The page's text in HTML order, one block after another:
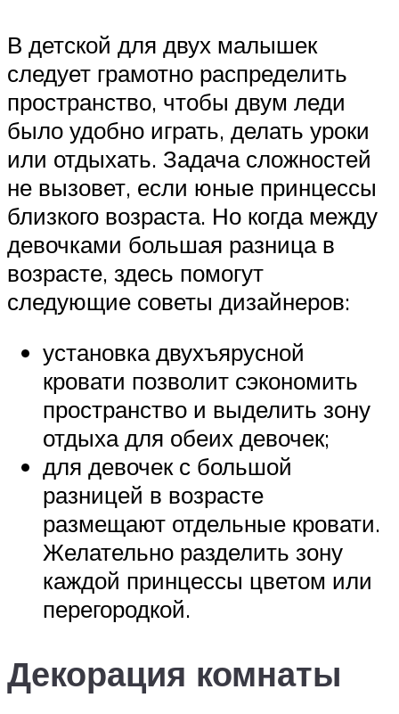
В детской для двух малышек
следует грамотно распределить
пространство, чтобы двум леди
было удобно играть, делать уроки
или отдыхать. Задача сложностей
не вызовет, если юные принцессы
близкого возраста. Но когда между
девочками большая разница в
возрасте, здесь помогут
следующие советы дизайнеров:
установка двухъярусной
кровати позволит сэкономить
пространство и выделить зону
отдыха для обеих девочек;
для девочек с большой
разницей в возрасте
размещают отдельные кровати.
Желательно разделить зону
каждой принцессы цветом или
перегородкой.
Декорация комнаты